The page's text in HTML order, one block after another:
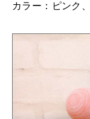
カラー：ピンク